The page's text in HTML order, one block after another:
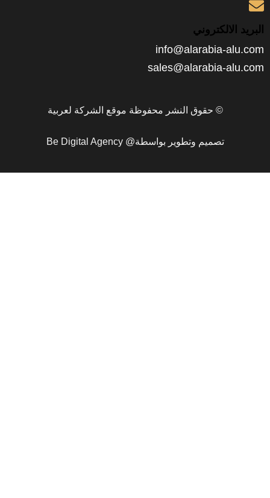
© حقوق النشر محفوظة موقع الشركة لعربية
تصميم وتطوير بواسطة@ Be Digital Agency